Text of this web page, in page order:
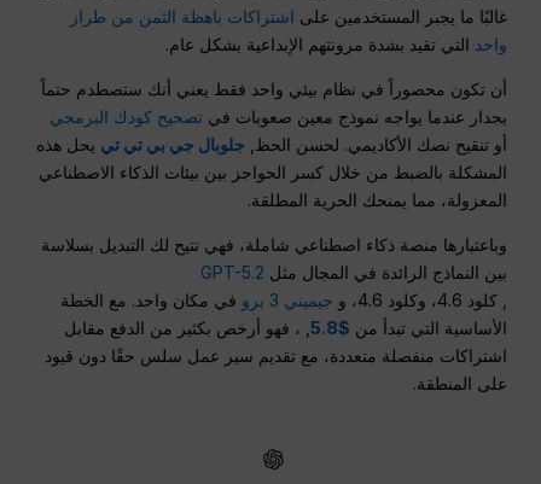
غالبًا ما يجبر المستخدمين على اشتراكات باهظة الثمن من طراز
واحد التي تقيد بشدة مرونتهم الإبداعية بشكل عام.
أن تكون محصوراً في نظام بيئي واحد فقط يعني أنك ستصطدم حتماً
بجدار عندما يواجه نموذج معين صعوبات فيتصحيح كودك البرمجي
أو تنقيح نصك الأكاديمي. لحسن الحظ, جلوبال جي بي تي تي يحل هذه
المشكلة بالضبط من خلال كسر الحواجز بين بيئات الذكاء الاصطناعي
المعزولة، مما يمنحك الحرية المطلقة.
وباعتبارها منصة ذكاء اصطناعي شاملة، فهي تتيح لك التبديل بسلاسة
بين النماذج الرائدة في المجال مثل GPT-5.2
, كلود 4.6، وكلود 4.6، و
جيميني 3 برو
في مكان واحد. مع الخطة
الأساسية التي تبدأ من $5.8
, ، فهو أرخص بكثير من الدفع مقابل
اشتراكات منفصلة متعددة، مع تقديم سير عمل سلس حقًا دون قيود
على المنطقة.